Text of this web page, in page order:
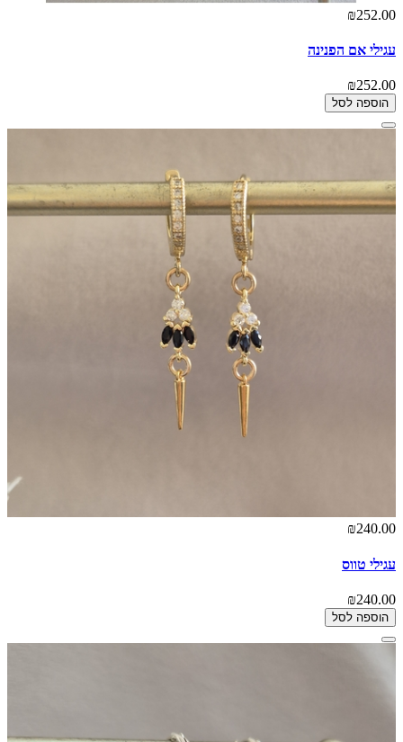
₪252.00
עגילי אם הפנינה
₪252.00
הוספה לסל
₪240.00
עגילי טווס
₪240.00
הוספה לסל